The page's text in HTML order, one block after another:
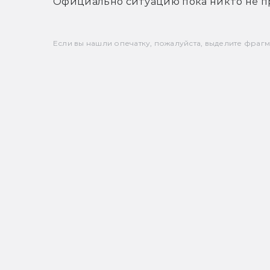
Если вы нашли опечатку, пожалуйста, выделите